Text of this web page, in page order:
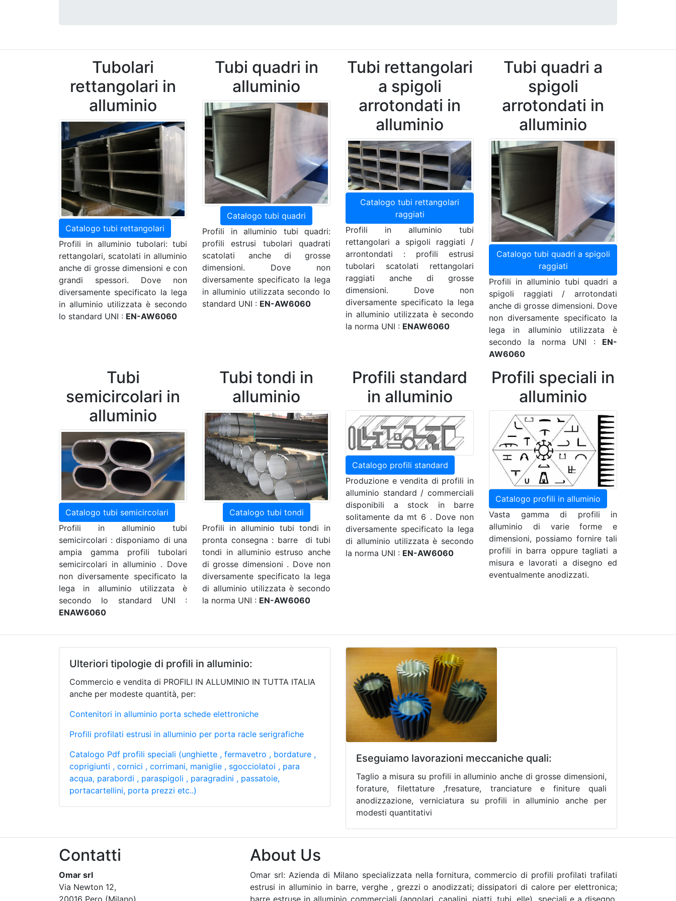
Tubolari
rettangolari in
alluminio
Catalogo tubi rettangolari
Profili in alluminio tubolari: tubi
rettangolari, scatolati in alluminio
anche di grosse dimensioni e con
grandi spessori. Dove non
diversamente specificato la lega
in alluminio utilizzata è secondo
lo standard UNI : EN-AW6060
Tubi quadri in
alluminio
Catalogo tubi quadri
Profili in alluminio tubi quadri:
profili estrusi tubolari quadrati
scatolati anche di grosse
dimensioni. Dove non
diversamente specificato la lega
in alluminio utilizzata secondo lo
standard UNI : EN-AW6060
Tubi rettangolari
a spigoli
arrotondati in
alluminio
Catalogo tubi rettangolari
raggiati
Profili in alluminio tubi
rettangolari a spigoli raggiati /
arrontondati : profili estrusi
tubolari scatolati rettangolari
raggiati anche di grosse
dimensioni. Dove non
diversamente specificato la lega
in alluminio utilizzata è secondo
la norma UNI : ENAW6060
Tubi quadri a
spigoli
arrotondati in
alluminio
Catalogo tubi quadri a spigoli
raggiati
Profili in alluminio tubi quadri a
spigoli raggiati / arrotondati
anche di grosse dimensioni. Dove
non diversamente specificato la
lega in alluminio utilizzata è
secondo la norma UNI : EN-
AW6060
Tubi
semicircolari in
alluminio
Catalogo tubi semicircolari
Profili in alluminio tubi
semicircolari : disponiamo di una
ampia gamma profili tubolari
semicircolari in alluminio . Dove
non diversamente specificato la
lega in alluminio utilizzata è
secondo lo standard UNI :
ENAW6060
Tubi tondi in
alluminio
Catalogo tubi tondi
Profili in alluminio tubi tondi in
pronta consegna : barre di tubi
tondi in alluminio estruso anche
di grosse dimensioni . Dove non
diversamente specificato la lega
di alluminio utilizzata è secondo
la norma UNI : EN-AW6060
Profili standard
in alluminio
Catalogo profili standard
Produzione e vendita di profili in
alluminio standard / commerciali
disponibili a stock in barre
solitamente da mt 6 . Dove non
diversamente specificato la lega
di alluminio utilizzata è secondo
la norma UNI : EN-AW6060
Profili speciali in
alluminio
Catalogo profili in alluminio
Vasta gamma di profili in
alluminio di varie forme e
dimensioni, possiamo fornire tali
profili in barra oppure tagliati a
misura e lavorati a disegno ed
eventualmente anodizzati.
Ulteriori tipologie di profili in alluminio:
Commercio e vendita di PROFILI IN ALLUMINIO IN TUTTA ITALIA
anche per modeste quantità, per:
Contenitori in alluminio porta schede elettroniche
Profili profilati estrusi in alluminio per porta racle serigrafiche
Catalogo Pdf profili speciali (unghiette , fermavetro , bordature ,
coprigiunti , cornici , corrimani, maniglie , sgocciolatoi , para
acqua, parabordi , paraspigoli , paragradini , passatoie,
portacartellini, porta prezzi etc..)
Eseguiamo lavorazioni meccaniche quali:
Taglio a misura su profili in alluminio anche di grosse dimensioni,
forature, filettature ,fresature, tranciature e finiture quali
anodizzazione, verniciatura su profili in alluminio anche per
modesti quantitativi
Contatti
Omar srl
Via Newton 12,
About Us
Omar srl: Azienda di Milano specializzata nella fornitura, commercio di profili profilati trafilati
estrusi in alluminio in barre, verghe , grezzi o anodizzati; dissipatori di calore per elettronica;